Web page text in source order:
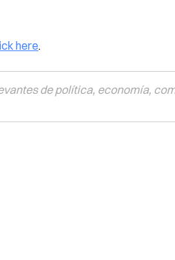
here.
de política, economía,